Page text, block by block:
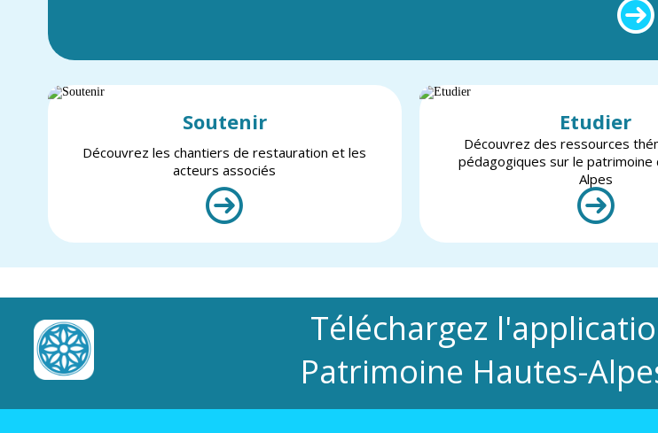
Soutenir
Découvrez les chantiers de restauration et les
acteurs associés
Etudier
Découvrez des ressources
pédagogiques sur le patrimoine
Alpes
Téléchargez
Patrimoine Hautes-